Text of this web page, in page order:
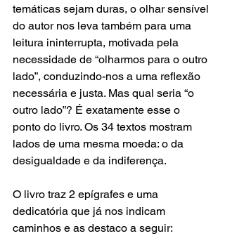
temáticas sejam duras, o olhar sensível
do autor nos leva também para uma
leitura ininterrupta, motivada pela
necessidade de “olharmos para o outro
lado”, conduzindo-nos a uma reflexão
necessária e justa. Mas qual seria “o
outro lado”? É exatamente esse o
ponto do livro. Os 34 textos mostram
lados de uma mesma moeda: o da
desigualdade e da indiferença.
O livro traz 2 epígrafes e uma
dedicatória que já nos indicam
caminhos e as destaco a seguir: